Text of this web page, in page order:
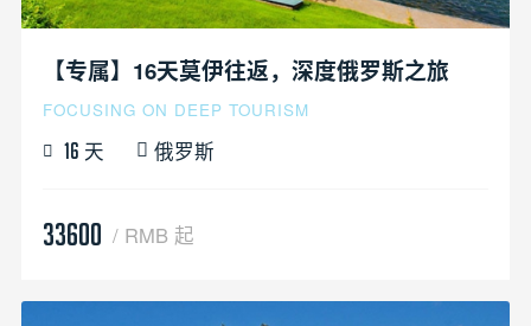
【专属】16天莫伊往返，深度俄罗斯之旅
FOCUSING ON DEEP TOURISM
16 天 俄罗斯
33600 / RMB 起